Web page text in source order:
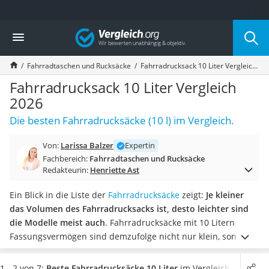
Die beliebtesten Vergleiche nach Kategorie
Freizeit & Sport
Gartentrampolin
Trampolin
Metalldetektor
Eufab-Fahrradträger
Trampolin 366 cm
Fahrradschloss
Futterboot
Air Bike
Trekkingschuhe Herren
Reisetasche mit Rollen
Klimmzugstation
Koffer
Nachtsichtgerät
Vergleich
Fahrradtaschen und Rucksäcke Fahrradrucksack 10 Liter Vergleich 2026
Fahrradrucksack 10 Liter Vergleich
2026
Die besten Fahrradrucksäcke (10 l) im Vergleich.
Von: Larissa Balzer
Expertin
Fachbereich: Fahrradtaschen und Rucksäcke
Redakteurin: Henriette Ast
Ein Blick in die Liste der Fahrradrucksäcke zeigt: Je kleiner
das Volumen des Fahrradrucksacks ist, desto leichter sind
die Modelle meist auch. Fahrradrucksäcke mit 10 Litern
Fassungsvermögen sind demzufolge nicht nur klein, sondern
auch leicht. Wählen Sie jetzt einen Fahrradrucksack mit 10
Litern Fassungsvermögen aus unserer Vergleichstabelle,
der